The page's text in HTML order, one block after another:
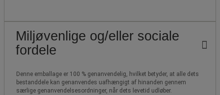
Miljøvenlige og/eller sociale
fordele
Denne emballage er 100 % genanvendelig, hvilket betyder, at alle dets
bestanddele kan genanvendes uafhængigt af hinanden gennem
særlige genanvendelsesordninger, når dets levetid udløber.